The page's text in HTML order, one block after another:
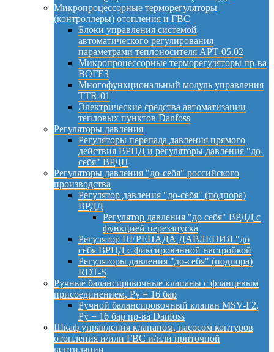
Микропроцессорные терморегуляторы
(контроллеры) отопления и ГВС
Блоки управления системой
автоматического регулирования
параметрами теплоносителя АРТ-05.02
Микропроцессорные терморегуляторы пр-ва
ВОГЕЗ
Многофункциональный модуль управления
TTR-01
Электрические средства автоматизации
тепловых пунктов Danfoss
Регуляторы давления
Регуляторы перепада давления прямого
действия ВРПД и регуляторы давления "до-
себя" ВРДП
Регуляторы давления "до-себя" российского
производства
Регулятор давления "до-себя" (подпора)
ВРДД
Регулятор давления "до себя" ВРДД с
функцией перезапуска
Регулятор ПЕРЕПАДА ДАВЛЕНИЯ "до
себя ВРПД с фиксированной настройкой
Регуляторы давления "до-себя" (подпора)
RDT-S
Ручные балансировочные клапаны с фланцевым
присоединением, Py = 16 бар
Ручной балансировочный клапан MSV-F2,
Py = 16 бар пр-ва Danfoss
Шкаф управления клапаном, насосом контуров
отопления и/или ГВС и/или приточной
вентиляции